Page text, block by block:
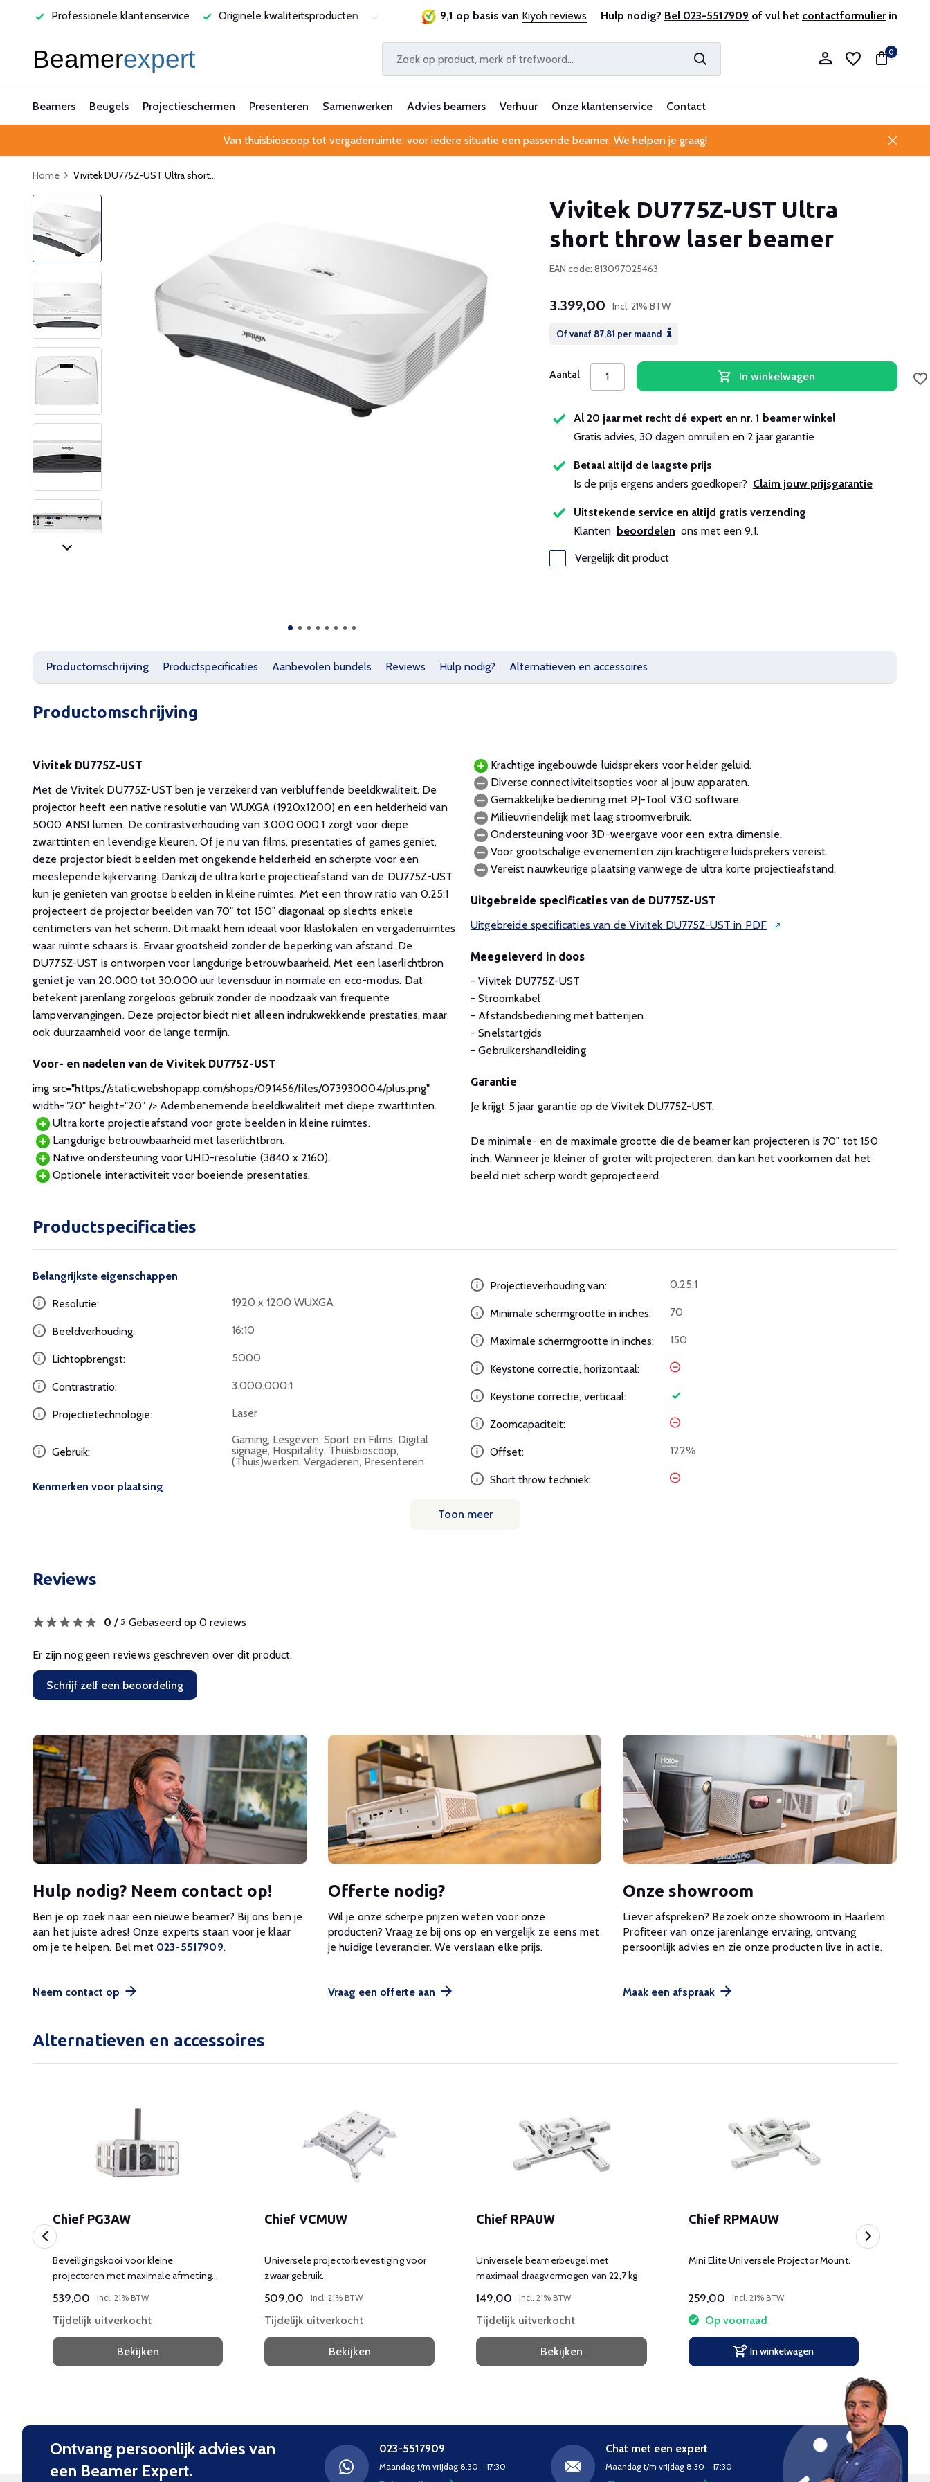
Originele kwaliteitsproducten Laagste prijsgarantie Al 25 jaar betrouwbaar en ervaren Professionele klantenservice
9,1 op basis van Kiyoh reviews Hulp nodig? Bel 023-5517909 of vul het contactformulierin
Account aanmaken
0
Beamers Beugels Projectieschermen Presenteren Samenwerken Advies beamers Verhuur Onze klantenservice Contact
Van thuisbioscoop tot vergaderruimte: voor iedere situatie een passende beamer. We helpen je graag!
Home Vivitek DU775Z-UST Ultra short...
Vivitek DU775Z-UST Ultra
short throw laser beamer
EAN code: 813097025463
3.399,00 Incl. 21% BTW
Of vanaf 87,81 per maand
Aantal In winkelwagen
Al 20 jaar met recht dé expert en nr. 1 beamer winkel
Gratis advies, 30 dagen omruilen en 2 jaar garantie
Betaal altijd de laagste prijs
Is de prijs ergens anders goedkoper? Claim jouw prijsgarantie
Uitstekende service en altijd gratis verzending
Klanten beoordelen ons met een 9,1.
Vergelijk dit product
Productomschrijving Productspecificaties Aanbevolen bundels Reviews Hulp nodig? Alternatieven en accessoires
Productomschrijving
Vivitek DU775Z-UST
Met de Vivitek DU775Z-UST ben je verzekerd van verbluffende beeldkwaliteit. De
projector heeft een native resolutie van WUXGA (1920x1200) en een helderheid van
5000 ANSI lumen. De contrastverhouding van 3.000.000:1 zorgt voor diepe
zwarttinten en levendige kleuren. Of je nu van films, presentaties of games geniet,
deze projector biedt beelden met ongekende helderheid en scherpte voor een
meeslepende kijkervaring. Dankzij de ultra korte projectieafstand van de DU775Z-UST
kun je genieten van grootse beelden in kleine ruimtes. Met een throw ratio van 0.25:1
projecteert de projector beelden van 70" tot 150" diagonaal op slechts enkele
centimeters van het scherm. Dit maakt hem ideaal voor klaslokalen en vergaderruimtes
waar ruimte schaars is. Ervaar grootsheid zonder de beperking van afstand. De
DU775Z-UST is ontworpen voor langdurige betrouwbaarheid. Met een laserlichtbron
geniet je van 20.000 tot 30.000 uur levensduur in normale en eco-modus. Dat
betekent jarenlang zorgeloos gebruik zonder de noodzaak van frequente
lampvervangingen. Deze projector biedt niet alleen indrukwekkende prestaties, maar
ook duurzaamheid voor de lange termijn.
Voor- en nadelen van de Vivitek DU775Z-UST
img src="https://static.webshopapp.com/shops/091456/files/073930004/plus.png"
width="20" height="20" /> Adembenemende beeldkwaliteit met diepe zwarttinten.
Ultra korte projectieafstand voor grote beelden in kleine ruimtes.
Langdurige betrouwbaarheid met laserlichtbron.
Native ondersteuning voor UHD-resolutie (3840 x 2160).
Optionele interactiviteit voor boeiende presentaties.
Krachtige ingebouwde luidsprekers voor helder geluid.
Diverse connectiviteitsopties voor al jouw apparaten.
Gemakkelijke bediening met PJ-Tool V3.0 software.
Milieuvriendelijk met laag stroomverbruik.
Ondersteuning voor 3D-weergave voor een extra dimensie.
Voor grootschalige evenementen zijn krachtigere luidsprekers vereist.
Vereist nauwkeurige plaatsing vanwege de ultra korte projectieafstand.
Uitgebreide specificaties van de DU775Z-UST
Uitgebreide specificaties van de Vivitek DU775Z-UST in PDF
Meegeleverd in doos
- Vivitek DU775Z-UST
- Stroomkabel
- Afstandsbediening met batterijen
- Snelstartgids
- Gebruikershandleiding
Garantie
Je krijgt 5 jaar garantie op de Vivitek DU775Z-UST.
De minimale- en de maximale grootte die de beamer kan projecteren is 70" tot 150
inch. Wanneer je kleiner of groter wilt projecteren, dan kan het voorkomen dat het
beeld niet scherp wordt geprojecteerd.
Productspecificaties
Belangrijkste eigenschappen
Resolutie: 1920 x 1200 WUXGA
Beeldverhouding: 16:10
Lichtopbrengst: 5000
Contrastratio: 3.000.000:1
Projectietechnologie: Laser
Gebruik:
Gaming, Lesgeven, Sport en Films, Digital
signage, Hospitality, Thuisbioscoop,
(Thuis)werken, Vergaderen, Presenteren
Kenmerken voor plaatsing
Projectieverhouding van: 0.25:1
Minimale schermgrootte in inches: 70
Maximale schermgrootte in inches: 150
Keystone correctie, horizontaal:
Keystone correctie, verticaal:
Zoomcapaciteit:
Offset: 122%
Short throw techniek:
Toon meer
Reviews
0 / 5 Gebaseerd op 0 reviews
Er zijn nog geen reviews geschreven over dit product.
Schrijf zelf een beoordeling
Hulp nodig? Neem contact op!
Ben je op zoek naar een nieuwe beamer? Bij ons ben je
aan het juiste adres! Onze experts staan voor je klaar
om je te helpen. Bel met 023-5517909.
Neem contact op
Offerte nodig?
Wil je onze scherpe prijzen weten voor onze
producten? Vraag ze bij ons op en vergelijk ze eens met
je huidige leverancier. We verslaan elke prijs.
Vraag een offerte aan
Onze showroom
Liever afspreken? Bezoek onze showroom in Haarlem.
Profiteer van onze jarenlange ervaring, ontvang
persoonlijk advies en zie onze producten live in actie.
Maak een afspraak
Alternatieven en accessoires
Chief PG3AW
Beveiligingskooi voor kleine
projectoren met maximale afmetingen
mm).
539,00 Incl. 21% BTW
Tijdelijk uitverkocht
Bekijken
Chief VCMUW
Universele projectorbevestiging voor
zwaar gebruik.
509,00 Incl. 21% BTW
Tijdelijk uitverkocht
Bekijken
Chief RPAUW
Universele beamerbeugel met
maximaal draagvermogen van 22,7 kg
149,00 Incl. 21% BTW
Tijdelijk uitverkocht
Bekijken
Chief RPMAUW
Mini Elite Universele Projector Mount.
259,00 Incl. 21% BTW
Op voorraad
In winkelwagen
Ontvang persoonlijk advies van
een Beamer Expert.
023-5517909
Maandag t/m vrijdag 8.30 - 17:30
Chat met een expert
Maandag t/m vrijdag 8.30 - 17:30